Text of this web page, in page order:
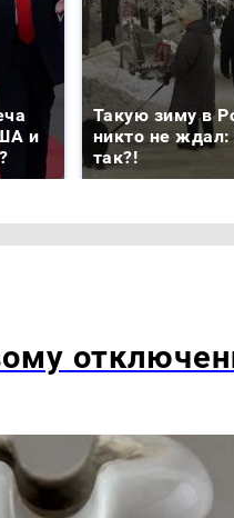
и
Такую зиму в
никто не ждал:
так?!